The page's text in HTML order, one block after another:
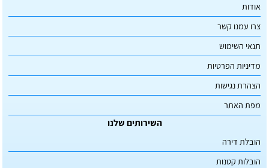
אודות
צרו עמנו קשר
תנאי השימוש
מדיניות הפרטיות
הצהרת נגישות
מפת האתר
השירותים שלנו
הובלת דירה
הובלות קטנות